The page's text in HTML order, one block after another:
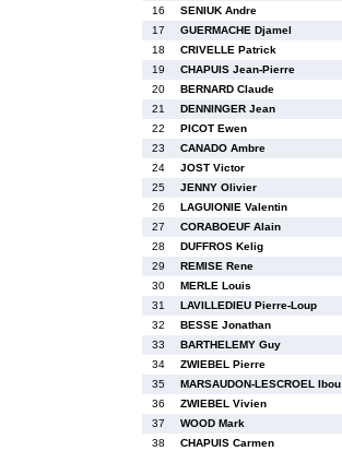
16
SENIUK Andre
17
GUERMACHE Djamel
18
CRIVELLE Patrick
19
CHAPUIS Jean-Pierre
20
BERNARD Claude
21
DENNINGER Jean
22
PICOT Ewen
23
CANADO Ambre
24
JOST Victor
25
JENNY Olivier
26
LAGUIONIE Valentin
27
CORABOEUF Alain
28
DUFFROS Kelig
29
REMISE Rene
30
MERLE Louis
31
LAVILLEDIEU Pierre-Loup
32
BESSE Jonathan
33
BARTHELEMY Guy
34
ZWIEBEL Pierre
35
MARSAUDON-LESCROEL Ibou
36
ZWIEBEL Vivien
37
WOOD Mark
38
CHAPUIS Carmen